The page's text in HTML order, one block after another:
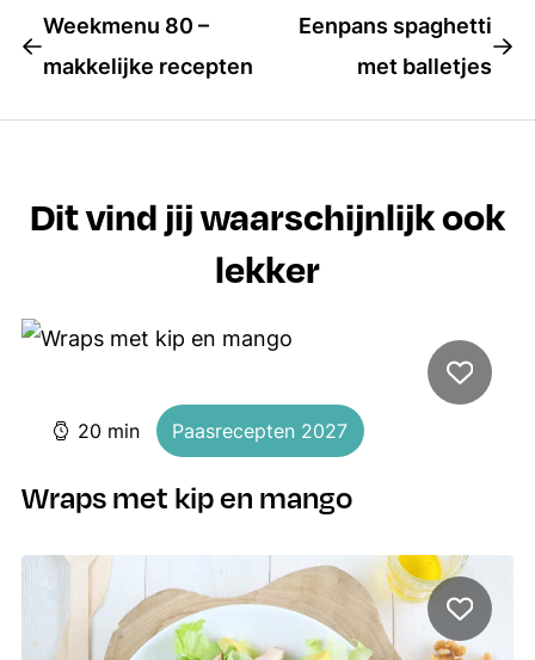
Weekmenu 80 –
makkelijke recepten
Eenpans spaghetti
met balletjes
Dit vind jij waarschijnlijk ook
lekker
20 minuten
min Paasrecepten 2027
Wraps met kip en mango